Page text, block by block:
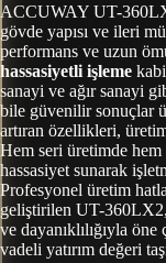
ACCUWAY UT-
gövde yapısı ve ileri
performans ve uzun
hassasiyetli işleme
sanayi ve ağır sanayi
bile güvenilir sonuçlar
artıran özellikleri,
Hem seri üretimde hem
hassasiyet sunarak
Profesyonel üretim
geliştirilen UT-360LX2,
ve dayanıklılığıyla öne
vadeli yatırım değeri